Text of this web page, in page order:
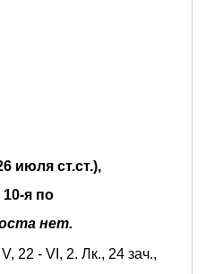
июля ст.ст.),
я по
нет.
22 - VI, 2. Лк., 24 зач.,